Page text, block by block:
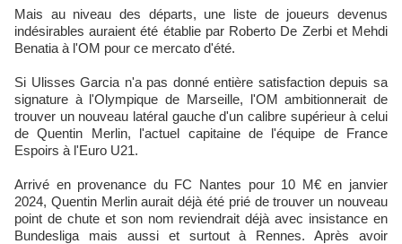
Mais au niveau des départs, une liste de joueurs devenus
indésirables auraient été établie par Roberto De Zerbi et Mehdi
Benatia à l'OM pour ce mercato d'été.
Si Ulisses Garcia n'a pas donné entière satisfaction depuis sa
signature à l'Olympique de Marseille, l'OM ambitionnerait de
trouver un nouveau latéral gauche d'un calibre supérieur à celui
de Quentin Merlin, l'actuel capitaine de l'équipe de France
Espoirs à l'Euro U21.
Arrivé en provenance du FC Nantes pour 10 M€ en janvier
2024, Quentin Merlin aurait déjà été prié de trouver un nouveau
point de chute et son nom reviendrait déjà avec insistance en
Bundesliga mais aussi et surtout à Rennes. Après avoir